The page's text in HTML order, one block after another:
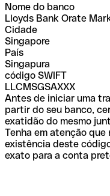
Nome do banco
Lloyds Bank Orate
Cidade
Singapore
País
Singapura
código SWIFT
LLCMSGSAXXX
Antes de iniciar uma
partir do seu banco,
exatidão do mesmo
Tenha em atenção que
existência deste
exato para a conta